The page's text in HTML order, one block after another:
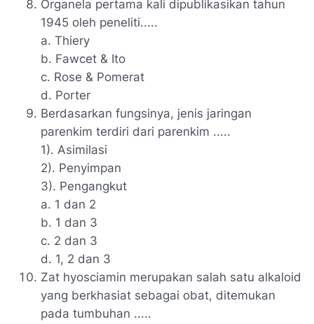
Organela pertama kali dipublikasikan tahun
1945 oleh peneliti.....
a. Thiery
b. Fawcet & Ito
c. Rose & Pomerat
d. Porter
Berdasarkan fungsinya, jenis jaringan
parenkim terdiri dari parenkim .....
1). Asimilasi
2). Penyimpan
3). Pengangkut
a. 1 dan 2
b. 1 dan 3
c. 2 dan 3
d. 1, 2 dan 3
Zat hyosciamin merupakan salah satu alkaloid
yang berkhasiat sebagai obat, ditemukan
pada tumbuhan .....